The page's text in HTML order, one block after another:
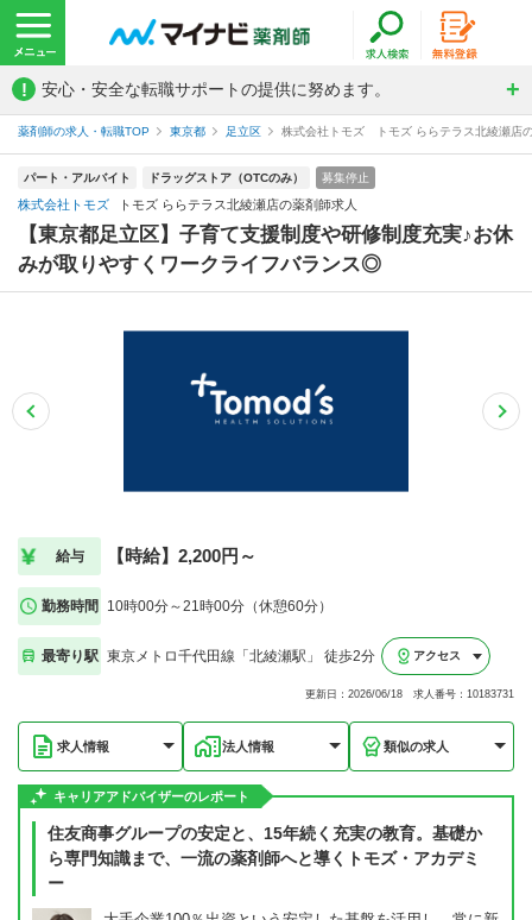
! 安心・安全な転職サポートの提供に努めます。
薬剤師の求人・転職TOP 東京都 足立区 株式会社トモズ トモズ ららテラス北綾瀬店
パート・アルバイト ドラッグストア（OTCのみ） 募集停止
株式会社トモズ トモズ ららテラス北綾瀬店の薬剤師求人
【東京都足立区】子育て支援制度や研修制度充実♪お休
みが取りやすくワークライフバランス◎
給与 【時給】2,200円～
勤務時間 10時00分～21時00分（休憩60分）
最寄り駅 東京メトロ千代田線「北綾瀬駅」 徒歩2分 アクセス
更新日：2026/06/18 求人番号：10183731
求人情報 法人情報 類似の求人
キャリアアドバイザーのレポート
住友商事グループの安定と、15年続く充実の教育。基礎か
ら専門知識まで、一流の薬剤師へと導くトモズ・アカデミ
ー